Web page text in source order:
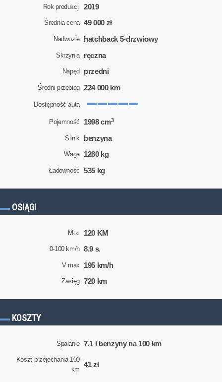
Rok produkcji 2019
Średnia cena 49 000 zł
Nadwozie hatchback 5-drzwiowy
Skrzynia ręczna
Napęd przedni
Średni przebieg 224 000 km
Dostępność auta
Pojemność 1998 cm3
Silnik benzyna
Waga 1280 kg
Ładowność 535 kg
OSIĄGI
Moc 120 KM
0-100 km/h 8.9 s.
V max 195 km/h
Zasięg 720 km
KOSZTY
Spalanie 7.1 l benzyny na 100 km
Koszt przejechania 100
km
41 zł